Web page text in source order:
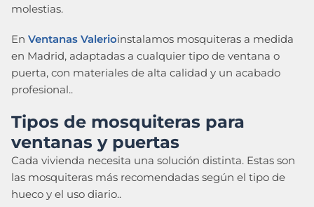
molestias.
En Ventanas Valerioinstalamos mosquiteras a medida
en Madrid, adaptadas a cualquier tipo de ventana o
puerta, con materiales de alta calidad y un acabado
profesional..
Tipos de mosquiteras para
ventanas y puertas
Cada vivienda necesita una solución distinta. Estas son
las mosquiteras más recomendadas según el tipo de
hueco y el uso diario..